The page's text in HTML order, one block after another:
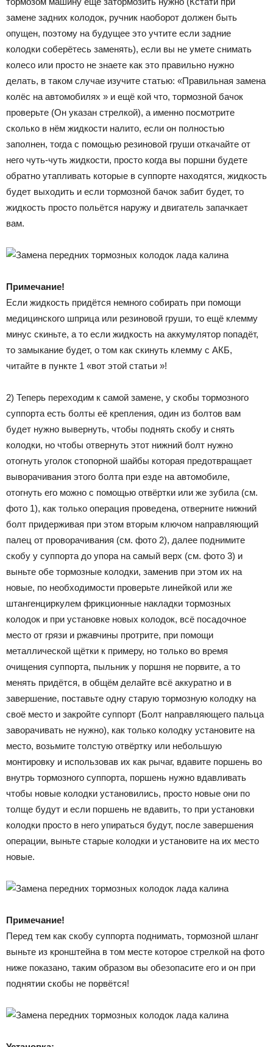
замене задних колодок, ручник наоборот должен быть
опущен, поэтому на будущее это учтите если задние
колодки соберётесь заменять), если вы не умете снимать
колесо или просто не знаете как это правильно нужно
делать, в таком случае изучите статью: «Правильная замена
колёс на автомобилях » и ещё кой что, тормозной бачок
проверьте (Он указан стрелкой), а именно посмотрите
сколько в нём жидкости налито, если он полностью
заполнен, тогда с помощью резиновой груши откачайте от
него чуть-чуть жидкости, просто когда вы поршни будете
обратно утапливать которые в суппорте находятся, жидкость
будет выходить и если тормозной бачок забит будет, то
жидкость просто польётся наружу и двигатель запачкает
вам.
Примечание!
Если жидкость придётся немного собирать при помощи
медицинского шприца или резиновой груши, то ещё клемму
минус скиньте, а то если жидкость на аккумулятор попадёт,
то замыкание будет, о том как скинуть клемму с АКБ,
читайте в пункте 1 «вот этой статьи »!
2) Теперь переходим к самой замене, у скобы тормозного
суппорта есть болты её крепления, один из болтов вам
будет нужно вывернуть, чтобы поднять скобу и снять
колодки, но чтобы отвернуть этот нижний болт нужно
отогнуть уголок стопорной шайбы которая предотвращает
выворачивания этого болта при езде на автомобиле,
отогнуть его можно с помощью отвёртки или же зубила (см.
фото 1), как только операция проведена, отверните нижний
болт придерживая при этом вторым ключом направляющий
палец от проворачивания (см. фото 2), далее поднимите
скобу у суппорта до упора на самый верх (см. фото 3) и
выньте обе тормозные колодки, заменив при этом их на
новые, по необходимости проверьте линейкой или же
штангенциркулем фрикционные накладки тормозных
колодок и при установке новых колодок, всё посадочное
место от грязи и ржавчины протрите, при помощи
металлической щётки к примеру, но только во время
очищения суппорта, пыльник у поршня не порвите, а то
менять придётся, в общём делайте всё аккуратно и в
завершение, поставьте одну старую тормозную колодку на
своё место и закройте суппорт (Болт направляющего пальца
заворачивать не нужно), как только колодку установите на
место, возьмите толстую отвёртку или небольшую
монтировку и использовав их как рычаг, вдавите поршень во
внутрь тормозного суппорта, поршень нужно вдавливать
чтобы новые колодки установились, просто новые они по
толще будут и если поршень не вдавить, то при установки
колодки просто в него упираться будут, после завершения
операции, выньте старые колодки и установите на их место
новые.
Примечание!
Перед тем как скобу суппорта поднимать, тормозной шланг
выньте из кронштейна в том месте которое стрелкой на фото
ниже показано, таким образом вы обезопасите его и он при
поднятии скобы не порвётся!